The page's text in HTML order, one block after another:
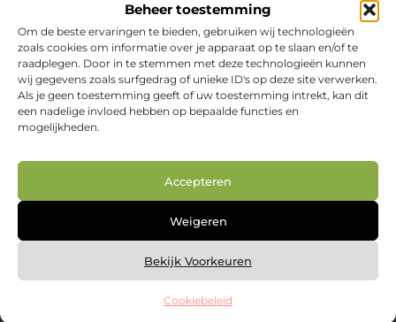
Beheer toestemming
Om de beste ervaringen te bieden, gebruiken wij technologieën
zoals cookies om informatie over je apparaat op te slaan en/of te
raadplegen. Door in te stemmen met deze technologieën kunnen
wij gegevens zoals surfgedrag of unieke ID's op deze site verwerken.
Als je geen toestemming geeft of uw toestemming intrekt, kan dit
een nadelige invloed hebben op bepaalde functies en
mogelijkheden.
Accepteren
Weigeren
Bekijk Voorkeuren
Cookiebeleid
Over Huizenplan
Jouw gids voor wooninspiratie en praktische tips
Ontdek een uitgebreide verzameling blogs en artikelen
boordevol handige adviezen en verrassende inzichten om
jouw woondromen te realiseren. Van interieurideeën tot
slimme bespaartips – haal het beste uit jouw huis en
leefomgeving!
@2025 www.huizenplan.nl. All Right Reserved.